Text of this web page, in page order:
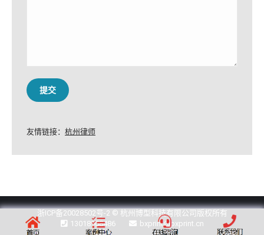
提交
友情链接： 杭州律师
浙ICP备20028502号-2 © 杭州博型科技有限公司版权所有
13018908486
bxprint@bxprint.cn